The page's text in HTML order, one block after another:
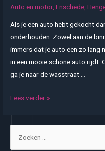
Auto en motor,Enschede ,
Als je een auto hebt gekocht
onderhouden. Zowel aan de
immers dat je auto een zo lang
in een mooie schone auto rijdt.
ga je naar de wasstraat …
Een
vele
voordelen
Lees verder »